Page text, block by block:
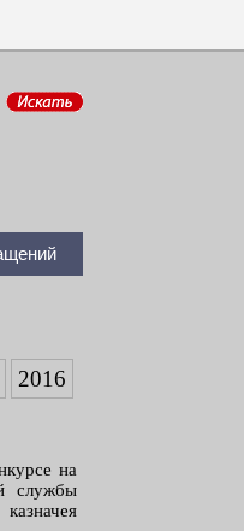
2016
на
службы